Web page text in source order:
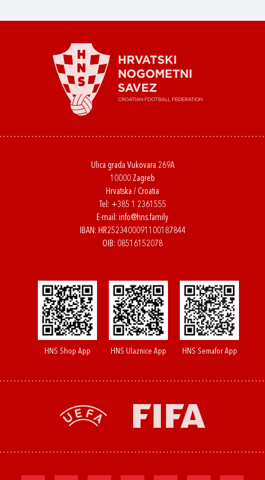
Ulica grada Vukovara 269A
10000 Zagreb
Hrvatska / Croatia
Tel: +385 1 2361555
E-mail: info@hns.family
IBAN: HR2523400091100187844
OIB: 08516152078
HNS Shop App HNS Ulaznice App HNS Semafor App